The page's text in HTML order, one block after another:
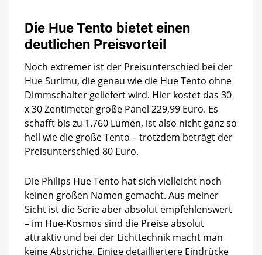
Die Hue Tento bietet einen
deutlichen Preisvorteil
Noch extremer ist der Preisunterschied bei der
Hue Surimu, die genau wie die Hue Tento ohne
Dimmschalter geliefert wird. Hier kostet das 30
x 30 Zentimeter große Panel 229,99 Euro. Es
schafft bis zu 1.760 Lumen, ist also nicht ganz so
hell wie die große Tento – trotzdem beträgt der
Preisunterschied 80 Euro.
Die Philips Hue Tento hat sich vielleicht noch
keinen großen Namen gemacht. Aus meiner
Sicht ist die Serie aber absolut empfehlenswert
– im Hue-Kosmos sind die Preise absolut
attraktiv und bei der Lichttechnik macht man
keine Abstriche. Einige detailliertere Eindrücke